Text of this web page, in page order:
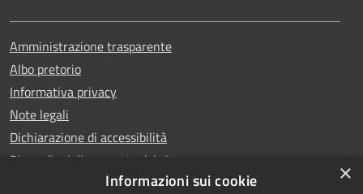
Amministrazione trasparente
Albo pretorio
Informativa privacy
Note legali
Dichiarazione di accessibilità
Piano di miglioramento del sito
×
Informazioni sui cookie